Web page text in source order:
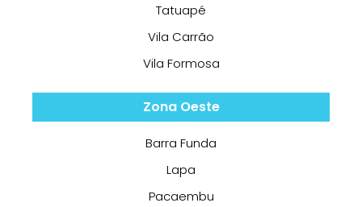
Tatuapé
Vila Carrão
Vila Formosa
Zona Oeste
Barra Funda
Lapa
Pacaembu